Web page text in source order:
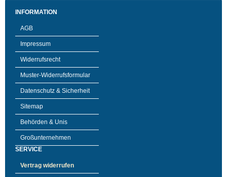
INFORMATION
AGB
Impressum
Widerrufsrecht
Muster-Widerrufsformular
Datenschutz & Sicherheit
Sitemap
Behörden & Unis
Großunternehmen
SERVICE
Vertrag widerrufen